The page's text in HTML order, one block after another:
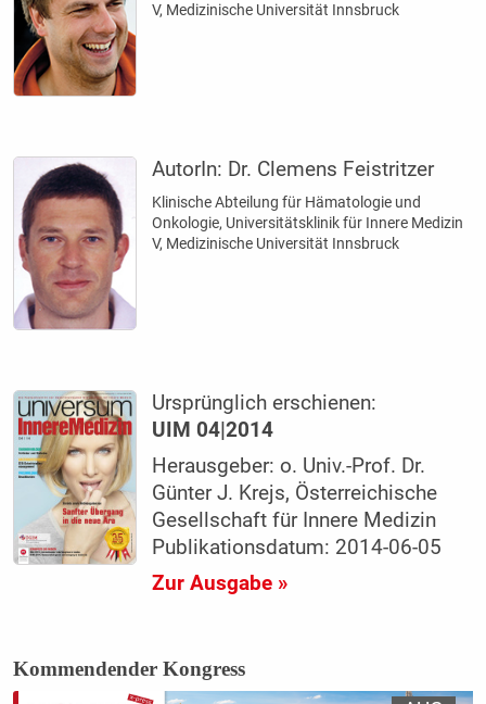
V, Medizinische Universität Innsbruck
AutorIn: Dr. Clemens Feistritzer
Klinische Abteilung für Hämatologie und
Onkologie, Universitätsklinik für Innere Medizin
V, Medizinische Universität Innsbruck
Ursprünglich erschienen:
UIM 04|2014
Herausgeber: o. Univ.-Prof. Dr.
Günter J. Krejs, Österreichische
Gesellschaft für Innere Medizin
Publikationsdatum: 2014-06-05
Zur Ausgabe »
Kommendender Kongress